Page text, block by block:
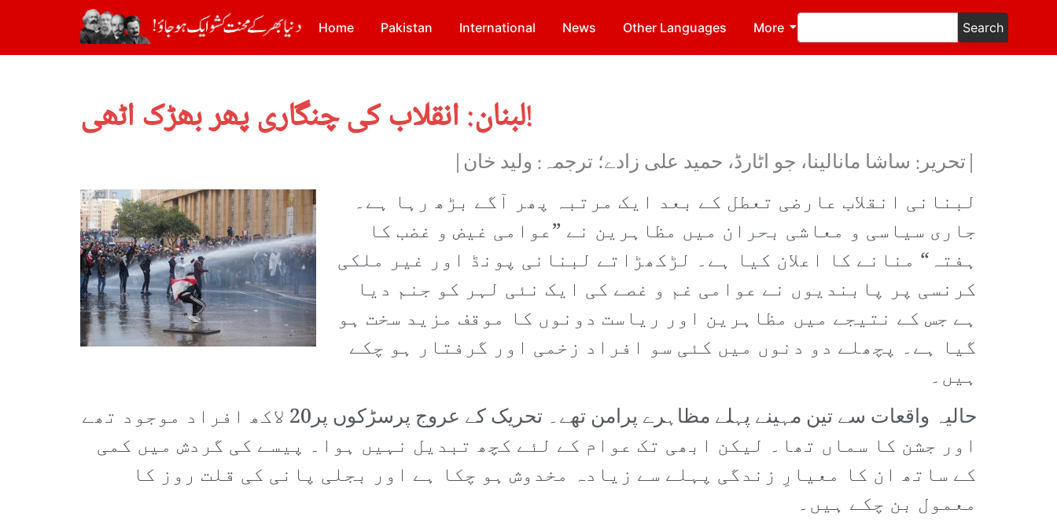
Home Pakistan International News Other Languages More Search
لبنان: انقلاب کی چنگاری پھر بھڑک اٹھی!
|تحریر: ساشا مانالینا، جو اٹارڈ، حمید علی زادے؛ ترجمہ: ولید خان|
لبنانی انقلاب عارضی تعطل کے بعد ایک مرتبہ پھر آگے بڑھ رہا ہے۔
جاری سیاسی و معاشی بحران میں مظاہرین نے ”عوامی غیض و غضب کا
ہفتہ“ منانے کا اعلان کیا ہے۔ لڑکھڑاتے لبنانی پونڈ اور غیر ملکی
کرنسی پر پابندیوں نے عوامی غم و غصے کی ایک نئی لہر کو جنم دیا
ہے جس کے نتیجے میں مظاہرین اور ریاست دونوں کا موقف مزید سخت ہو
گیا ہے۔ پچھلے دو دنوں میں کئی سو افراد زخمی اور گرفتار ہو چکے
ہیں۔
حالیہ واقعات سے تین مہینے پہلے مظاہرے پرامن تھے۔ تحریک کے عروج پرسڑکوں پر20 لاکھ افراد موجود تھے
اور جشن کا سماں تھا۔ لیکن ابھی تک عوام کے لئے کچھ تبدیل نہیں ہوا۔ پیسے کی گردش میں کمی
کے ساتھ ان کا معیارِ زندگی پہلے سے زیادہ مخدوش ہو چکا ہے اور بجلی پانی کی قلت روز کا
معمول بن چکے ہیں۔